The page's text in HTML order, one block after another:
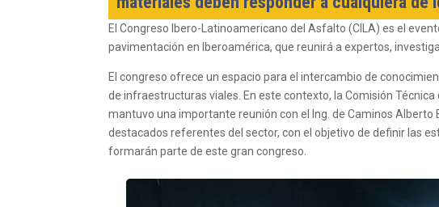
El Congreso Ibero-Latinoamericano del Asfalto (CILA) es el
pavimentación en Iberoamérica, que reunirá a expertos,
El congreso ofrece un espacio para el intercambio de
de infraestructuras viales. En este contexto, la Comisión
mantuvo una importante reunión con el Ing. de Caminos Alberto
destacados referentes del sector, con el objetivo de definir las
formarán parte de este gran congreso.